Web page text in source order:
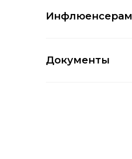
Инфлюенсерам
Документы